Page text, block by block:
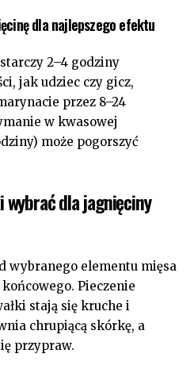
dla najlepszego efektu
2–4 godziny
jak udziec czy gicz,
przez 8–24
w kwasowej
może pogorszyć
dla jagnięciny
wybranego elementu mięsa
Pieczenie
stają się kruche i
chrupiącą skórkę, a
przypraw.